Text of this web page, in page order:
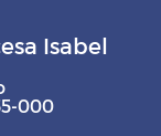
Isabel
000